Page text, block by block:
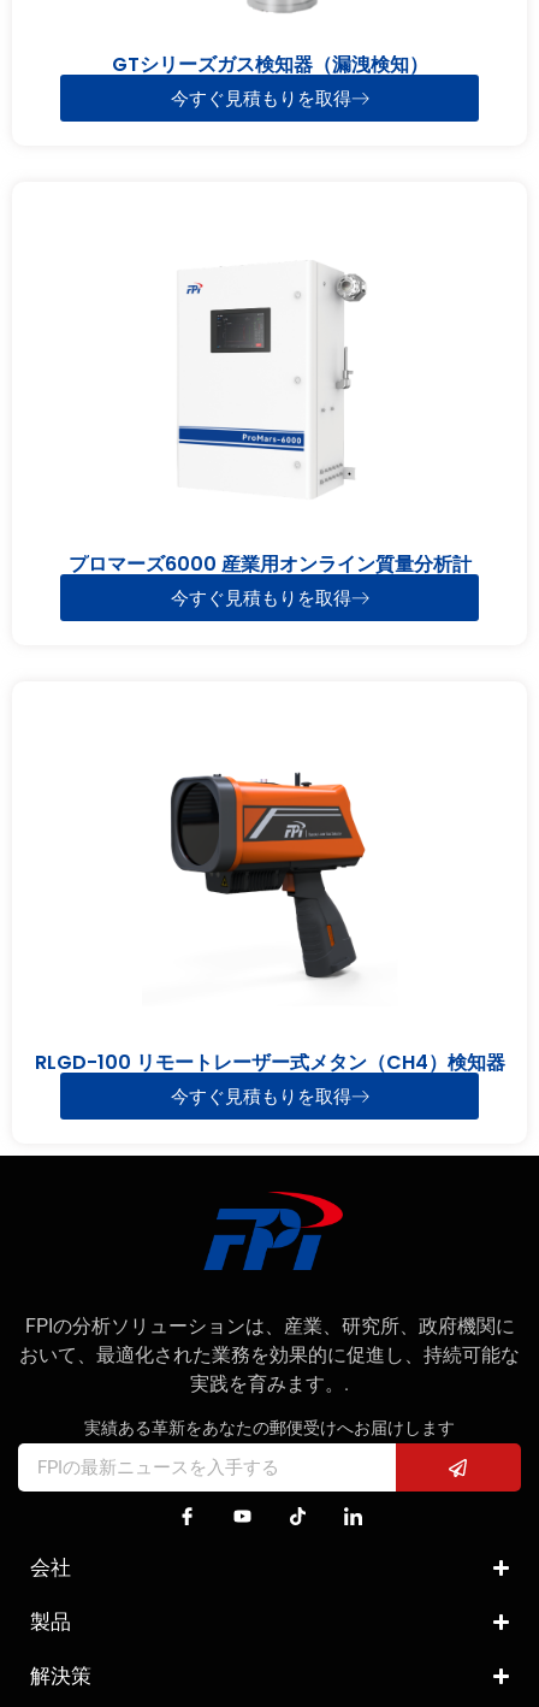
GTシリーズガス検知器（漏洩検知）
今すぐ見積もりを取得
プロマーズ6000 産業用オンライン質量分析計
今すぐ見積もりを取得
RLGD-100 リモートレーザー式メタン（CH4）検知器
今すぐ見積もりを取得
FPIの分析ソリューションは、産業、研究所、政府機関に
おいて、最適化された業務を効果的に促進し、持続可能な
実践を育みます。.
実績ある革新をあなたの郵便受けへお届けします
会社
製品
解決策